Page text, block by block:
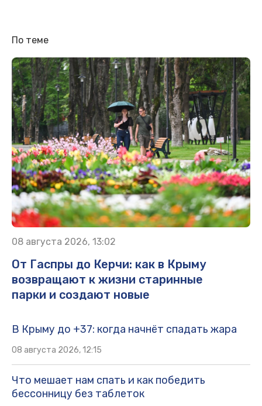
По теме
08 августа 2026, 13:02
От Гаспры до Керчи: как в Крыму
возвращают к жизни старинные
парки и создают новые
В Крыму до +37: когда начнёт спадать жара
08 августа 2026, 12:15
Что мешает нам спать и как победить
бессонницу без таблеток